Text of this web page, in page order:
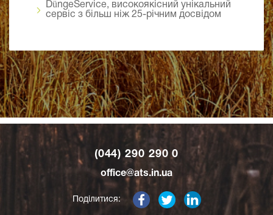
DüngeService, високоякісний унікальний
сервіс з більш ніж 25-річним досвідом
Поділитися:
(044) 290 290 0
office@ats.in.ua